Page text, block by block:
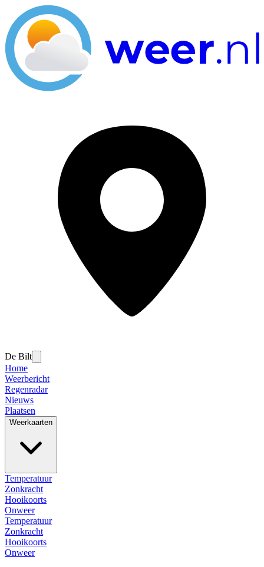
De Bilt
Home
Weerbericht
Regenradar
Nieuws
Plaatsen
Weerkaarten
Temperatuur
Zonkracht
Hooikoorts
Onweer
Temperatuur
Zonkracht
Hooikoorts
Onweer